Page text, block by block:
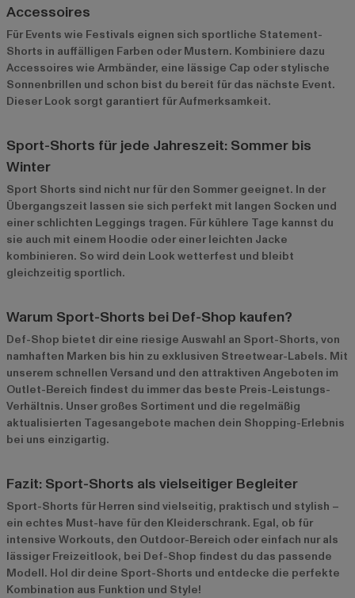
Accessoires
Für Events wie Festivals eignen sich sportliche Statement-
Shorts in auffälligen Farben oder Mustern. Kombiniere dazu
Accessoires wie Armbänder, eine lässige Cap oder stylische
Sonnenbrillen und schon bist du bereit für das nächste Event.
Dieser Look sorgt garantiert für Aufmerksamkeit.
Sport-Shorts für jede Jahreszeit: Sommer bis
Winter
Sport Shorts sind nicht nur für den Sommer geeignet. In der
Übergangszeit lassen sie sich perfekt mit langen Socken und
einer schlichten Leggings tragen. Für kühlere Tage kannst du
sie auch mit einem Hoodie oder einer leichten Jacke
kombinieren. So wird dein Look wetterfest und bleibt
gleichzeitig sportlich.
Warum Sport-Shorts bei Def-Shop kaufen?
Def-Shop bietet dir eine riesige Auswahl an Sport-Shorts, von
namhaften Marken bis hin zu exklusiven Streetwear-Labels. Mit
unserem schnellen Versand und den attraktiven Angeboten im
Outlet-Bereich findest du immer das beste Preis-Leistungs-
Verhältnis. Unser großes Sortiment und die regelmäßig
aktualisierten Tagesangebote machen dein Shopping-Erlebnis
bei uns einzigartig.
Fazit: Sport-Shorts als vielseitiger Begleiter
Sport-Shorts für Herren sind vielseitig, praktisch und stylish –
ein echtes Must-have für den Kleiderschrank. Egal, ob für
intensive Workouts, den Outdoor-Bereich oder einfach nur als
lässiger Freizeitlook, bei Def-Shop findest du das passende
Modell. Hol dir deine Sport-Shorts und entdecke die perfekte
Kombination aus Funktion und Style!